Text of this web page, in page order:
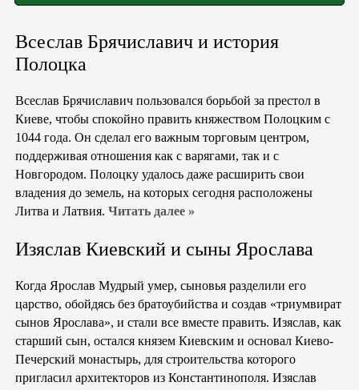
Всеслав Брячиславич и история
Полоцка
Всеслав Брячиславич пользовался борьбой за престол в
Киеве, чтобы спокойно править княжеством Полоцким с
1044 года. Он сделал его важным торговым центром,
поддерживая отношения как с варягами, так и с
Новгородом. Полоцку удалось даже расширить свои
владения до земель, на которых сегодня расположены
Литва и Латвия. Читать далее »
Изяслав Киевский и сыны Ярослава
Когда Ярослав Мудрый умер, сыновья разделили его
царство, обойдясь без братоубийства и создав «триумвират
сынов Ярослава», и стали все вместе править. Изяслав, как
старший сын, остался князем Киевским и основал Киево-
Печерский монастырь, для строительства которого
пригласил архитекторов из Константинополя. Изяслав